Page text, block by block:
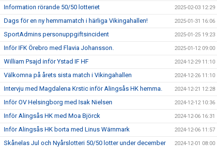
Information rörande 50/50 lotteriet 2025-02-03 12:29
Dags för en ny hemmamatch i härliga Vikingahallen! 2025-01-31 16:06
SportAdmins personuppgiftsincident 2025-01-25 19:23
Inför IFK Örebro med Flavia Johansson. 2025-01-12 09:00
William Psajd inför Ystad IF HF 2024-12-29 11:10
Välkomna på årets sista match i Vikingahallen 2024-12-26 11:10
Intervju med Magdalena Krstic inför Alingsås HK hemma. 2024-12-21 12:28
Inför OV Helsingborg med Isak Nielsen 2024-12-12 10:36
Inför Alingsås HK med Moa Björck 2024-12-06 16:31
Inför Alingsås HK borta med Linus Wärnmark 2024-12-06 11:57
Skånelas Jul och Nyårslotteri 50/50 lotter under december 2024-12-01 08:00